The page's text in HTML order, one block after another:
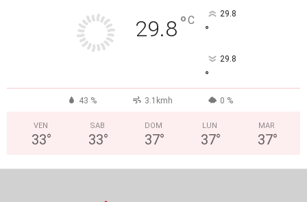
29.8°C 29.8
°
29.8
°
43 % 3.1kmh 0 %
VEN
33°
SAB
33°
DOM
37°
LUN
37°
MAR
37°